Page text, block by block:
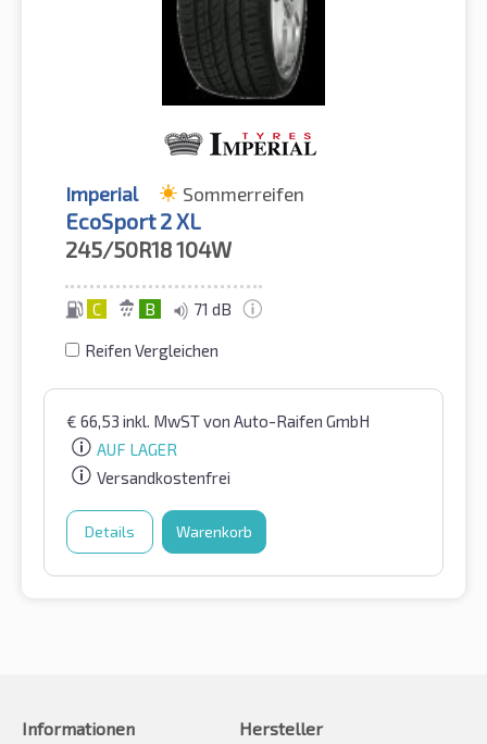
Imperial Sommerreifen
EcoSport 2 XL
245/50R18104W
C B 71 dB
Reifen Vergleichen
€ 66,53 inkl. MwSTvon Auto-Raifen GmbH
AUF LAGER
Versandkostenfrei
Details Warenkorb
Informationen Hersteller